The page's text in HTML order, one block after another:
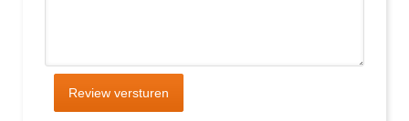
Review versturen